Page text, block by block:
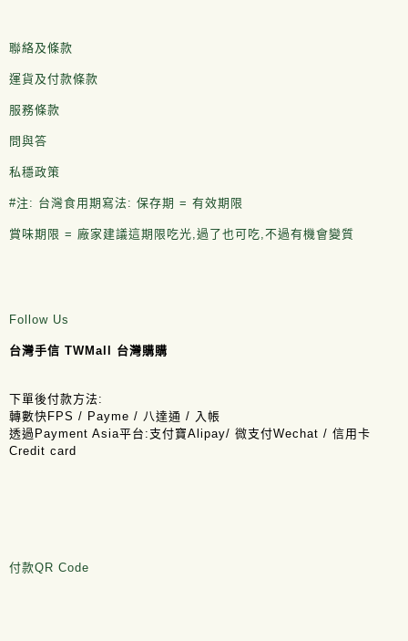
聯絡及條款
運貨及付款條款
服務條款
問與答
私穩政策
#注: 台灣食用期寫法: 保存期 = 有效期限
賞味期限 = 廠家建議這期限吃光,過了也可吃,不過有機會變質
Follow Us
台灣手信 TWMall 台灣購購
下單後付款方法:
轉數快FPS / Payme / 八達通 / 入帳
透過Payment Asia平台:支付寶Alipay/ 微支付Wechat / 信用卡
Credit card
付款QR Code